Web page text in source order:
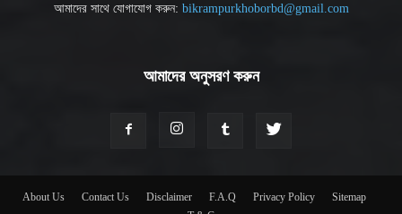
আমাদের সাথে যোগাযোগ করুন: bikrampurkhoborbd@gmail.com
আমাদের অনুসরণ করুন
About Us Contact Us Disclaimer F.A.Q Privacy Policy
Sitemap